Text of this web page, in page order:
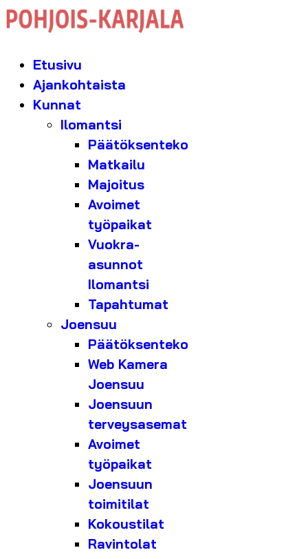
Etusivu
Ajankohtaista
Kunnat
Ilomantsi
Päätöksenteko
Matkailu
Majoitus
Avoimet
työpaikat
Vuokra-
asunnot
Ilomantsi
Tapahtumat
Joensuu
Päätöksenteko
Web Kamera
Joensuu
Joensuun
terveysasemat
Avoimet
työpaikat
Joensuun
toimitilat
Kokoustilat
Ravintolat